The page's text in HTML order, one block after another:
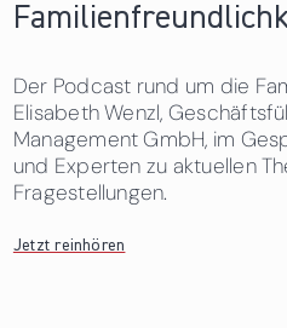
Der Podcast rund um die
Elisabeth Wenzl,
Management GmbH, im
und Experten zu aktuellen
Fragestellungen.
Jetzt reinhören